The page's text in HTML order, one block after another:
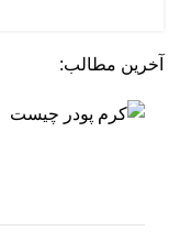
آخرین مطالب: